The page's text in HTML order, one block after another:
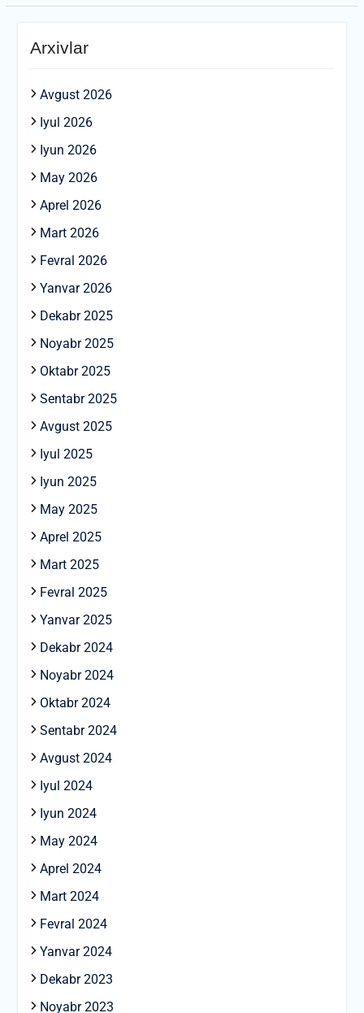
Arxivlar
Avgust 2026
Iyul 2026
Iyun 2026
May 2026
Aprel 2026
Mart 2026
Fevral 2026
Yanvar 2026
Dekabr 2025
Noyabr 2025
Oktabr 2025
Sentabr 2025
Avgust 2025
Iyul 2025
Iyun 2025
May 2025
Aprel 2025
Mart 2025
Fevral 2025
Yanvar 2025
Dekabr 2024
Noyabr 2024
Oktabr 2024
Sentabr 2024
Avgust 2024
Iyul 2024
Iyun 2024
May 2024
Aprel 2024
Mart 2024
Fevral 2024
Yanvar 2024
Dekabr 2023
Noyabr 2023